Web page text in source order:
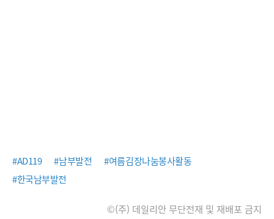
#AD119 #남부발전
#여름김장나눔봉사활동
#한국남부발전
©(주) 데일리안 무단전재 및 재배포 금지